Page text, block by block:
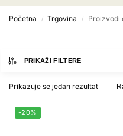
Početna / Trgovina / Proizvodi
PRIKAŽI FILTERE
Prikazuje se jedan rezultat
-20%